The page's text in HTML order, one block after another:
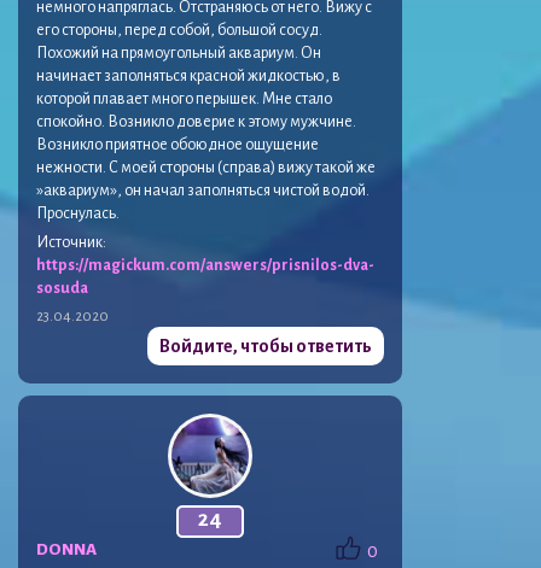
немного напряглась. Отстраняюсь от него. Вижу с
его стороны, перед собой, большой сосуд.
Похожий на прямоугольный аквариум. Он
начинает заполняться красной жидкостью, в
которой плавает много перышек. Мне стало
спокойно. Возникло доверие к этому мужчине.
Возникло приятное обоюдное ощущение
нежности. С моей стороны (справа) вижу такой же
»аквариум», он начал заполняться чистой водой.
Проснулась.
Источник:
https://magickum.com/answers/prisnilos-dva-
sosuda
23.04.2020
Войдите, чтобы ответить
24
0
DONNA